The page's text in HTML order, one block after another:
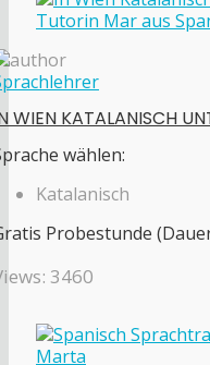
WIEN KATALANISCH
wählen:
Katalanisch
Probestunde
3460